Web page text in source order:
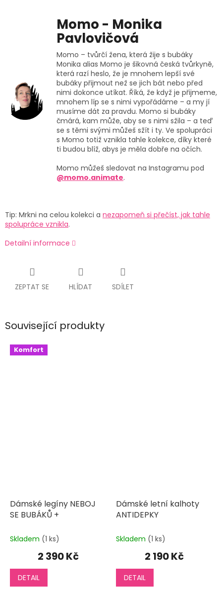
Momo - Monika
Pavlovičová
Momo – tvůrčí žena, která žije s bubáky
Monika alias Momo je šikovná česká tvůrkyně,
která razí heslo, že je mnohem lepší své
bubáky přijmout než se jich bát nebo před
nimi dokonce utíkat. Říká, že když je přijmeme,
mnohem líp se s nimi vypořádáme – a my jí
musíme dát za pravdu. Momo si bubáky
čmárá, kam může, aby se s nimi sžila – a teď
se s těmi svými můžeš sžít i ty. Ve spolupráci
s Momo totiž vznikla tahle kolekce, díky které
ti budou blíž, abys je měla dobře na očích.
Momo můžeš sledovat na Instagramu pod
@momo.animate.
Tip: Mrkni na celou kolekci a nezapomeň si přečíst, jak tahle
spolupráce vznikla.
Detailní informace
ZEPTAT SE HLÍDAT SDÍLET
Související produkty
Komfort
Dámské legíny NEBOJ
SE BUBÁKŮ +
Skladem (1 ks)
2 390 Kč
DETAIL
Dámské letní kalhoty
ANTIDEPKY
Skladem (1 ks)
2 190 Kč
DETAIL